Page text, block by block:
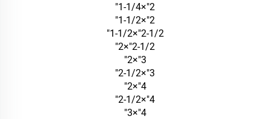
2"×1-1/4"
2"×1-1/2"
2-1/2"×1-1/2"
2-1/2"×2"
3"×2"
3"×2-1/2"
4"×2"
4"×2-1/2"
4"×3"